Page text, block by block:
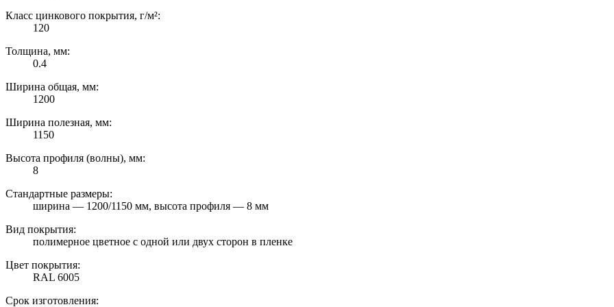
Класс цинкового покрытия, г/м²:
120
Толщина, мм:
0.4
Ширина общая, мм:
1200
Ширина полезная, мм:
1150
Высота профиля (волны), мм:
8
Стандартные размеры:
ширина — 1200/1150 мм, высота профиля — 8 мм
Вид покрытия:
полимерное цветное с одной или двух сторон в пленке
Цвет покрытия:
RAL 6005
Срок изготовления: